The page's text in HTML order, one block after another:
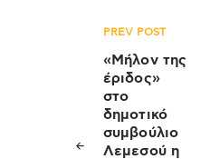
Πλοήγηση
άρθρων
PREV POST
«Μήλον της
έριδος»
στο
δημοτικό
συμβούλιο
Λεμεσού η